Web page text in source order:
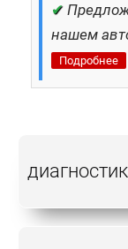
✔
нашем
Подробнее